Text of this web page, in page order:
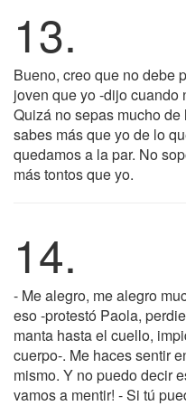
13.
Bueno, creo que no debe
joven que yo -dijo cuando
Quizá no sepas mucho
sabes más que yo de lo
quedamos a la par. No
más tontos que yo.
14.
- Me alegro, me alegro
eso -protestó Paola,
manta hasta el cuello,
cuerpo-. Me haces sentir
mismo. Y no puedo decir
vamos a mentir! - Si tú